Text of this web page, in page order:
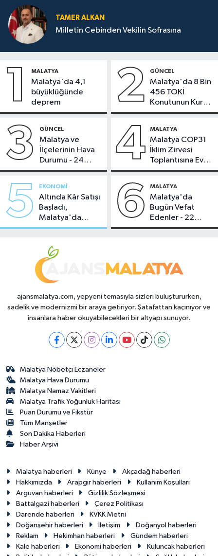
TAMER ALKAN
Milletin Cebinden Vekilin Sofrasına
1 MALATYA
Malatya'da 4,1
büyüklüğünde
deprem
2 GÜNCEL
Malatya'da 8 Bin
456 TOKİ
Konutunun Kurası
Bugün Çekiliyor
3 GÜNCEL
Malatya ve
İlçelerinin Hava
Durumu - 24
Temmuz 2026
4 MALATYA
Malatya COP31
İklim Zirvesi
Toplantısına Ev
Sahipliği Yaptı
5 EKONOMI
Altında Kâr Satışı
Başladı,
Malatya'da
Makas Ne
6 MALATYA
Malatya'da
Bugün Vefat
Edenler - 22
Temmuz 2026
ajansmalatya.com, yepyeni temasıyla sizleri buluştururken,
sadelik ve modernizmi bir araya getiriyor. Şatafattan kaçınıyor ve
insanlara haber okuyabilecekleri bir altyapı sunuyor.
Malatya Nöbetçi Eczaneler
Malatya Hava Durumu
Malatya Namaz Vakitleri
Malatya Trafik Yoğunluk Haritası
Puan Durumu ve Fikstür
Tüm Manşetler
Son Dakika Haberleri
Haber Arşivi
Malatya haberleri Künye
Akçadağ haberleri
Hakkımızda
Arapgir haberleri
Kullanım Koşulları
Arguvan haberleri
Gizlilik Sözleşmesi
Battalgazi haberleri
Çerez Politikası
Darende haberleri
KVKK Metni
Doğanşehir haberleri
İletişim
Doğanyol haberleri
Reklam
Hekimhan haberleri
Gündem haberleri
Kale haberleri
Ekonomi haberleri
Kuluncak haberleri